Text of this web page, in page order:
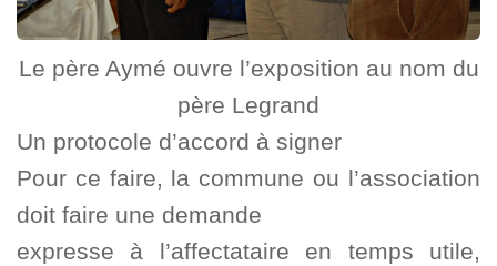
Le père Aymé ouvre l’exposition au nom du
père Legrand
Un protocole d’accord à signer
Pour ce faire, la commune ou l’association
doit faire une demande
expresse à l’affectataire en temps utile,